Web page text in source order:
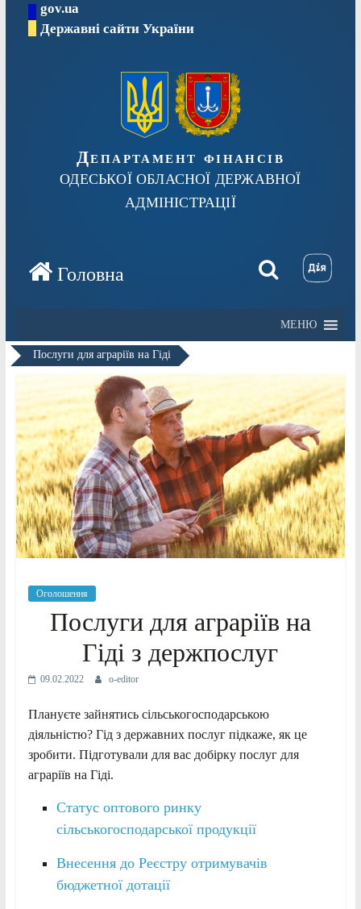
Перейтиgov.ua
Державні сайти України
Департамент фінансів
ОДЕСЬКОЇ ОБЛАСНОЇ ДЕРЖАВНОЇ
АДМІНІСТРАЦІЇ
МЕНЮ
Послуги для аграріїв на Гіді
Оголошення
Послуги для аграріїв на
Гіді з держпослуг
09.02.2022 o-editor
Плануєте зайнятись сільськогосподарською
діяльністю? Гід з державних послуг підкаже, як це
зробити. Підготували для вас добірку послуг для
аграріїв на Гіді.
Статус оптового ринку
сільськогосподарської продукції
Внесення до Реєстру отримувачів
бюджетної дотації